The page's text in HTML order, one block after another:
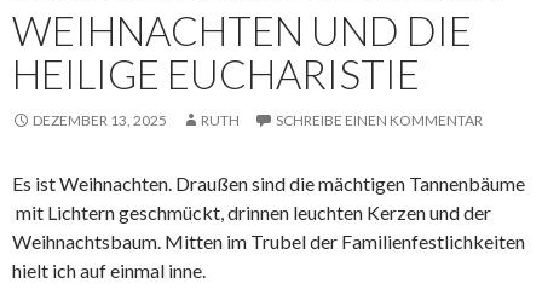
WEIHNACHTEN UND DIE
HEILIGE EUCHARISTIE
DEZEMBER 13, 2025 RUTH SCHREIBE EINEN KOMMENTAR
Es ist Weihnachten. Draußen sind die mächtigen Tannenbäume
mit Lichtern geschmückt, drinnen leuchten Kerzen und der
Weihnachtsbaum. Mitten im Trubel der Familienfestlichkeiten
hielt ich auf einmal inne.